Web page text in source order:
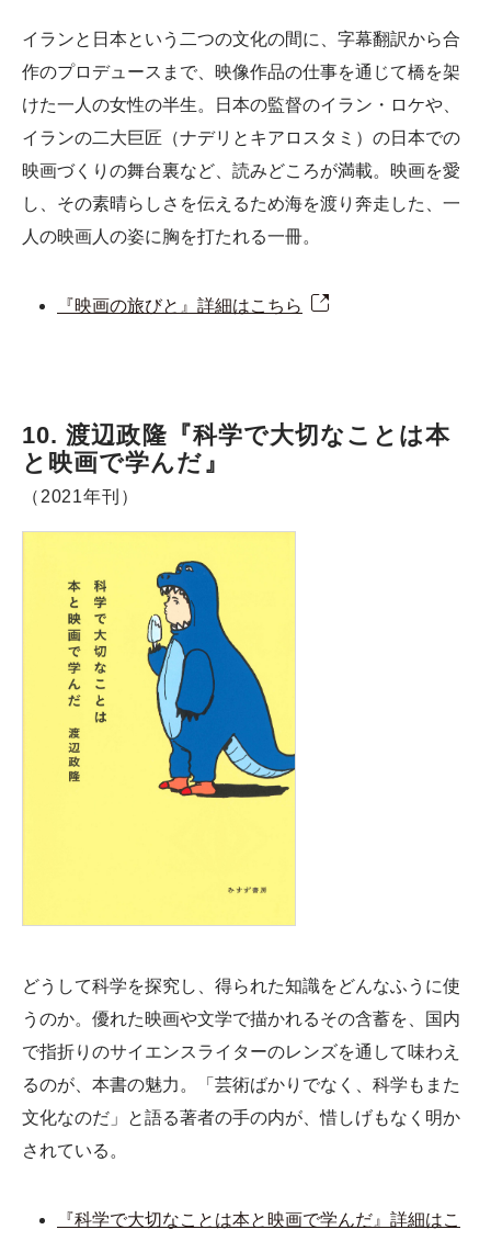
イランと日本という二つの文化の間に、字幕翻訳から合
作のプロデュースまで、映像作品の仕事を通じて橋を架
けた一人の女性の半生。日本の監督のイラン・ロケや、
イランの二大巨匠（ナデリとキアロスタミ）の日本での
映画づくりの舞台裏など、読みどころが満載。映画を愛
し、その素晴らしさを伝えるため海を渡り奔走した、一
人の映画人の姿に胸を打たれる一冊。
『映画の旅びと』詳細はこちら
10. 渡辺政隆『科学で大切なことは本
と映画で学んだ』
（2021年刊）
どうして科学を探究し、得られた知識をどんなふうに使
うのか。優れた映画や文学で描かれるその含蓄を、国内
で指折りのサイエンスライターのレンズを通して味わえ
るのが、本書の魅力。「芸術ばかりでなく、科学もまた
文化なのだ」と語る著者の手の内が、惜しげもなく明か
されている。
『科学で大切なことは本と映画で学んだ』詳細はこ